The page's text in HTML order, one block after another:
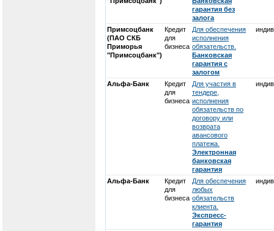
гарантия без
залога
Примсоцбанк
(ПАО СКБ
Приморья
"Примсоцбанк")
Кредит
для
бизнеса
Для обеспечения
исполнения
обязательств.
Банковская
гарантия с
залогом
Альфа-Банк
Кредит
для
бизнеса
Для участия в
тендере,
исполнения
обязательств по
договору или
возврата
авансового
платежа.
Электронная
банковская
гарантия
Альфа-Банк
Кредит
для
бизнеса
Для обеспечения
любых
обязательств
клиента.
Экспресс-
гарантия